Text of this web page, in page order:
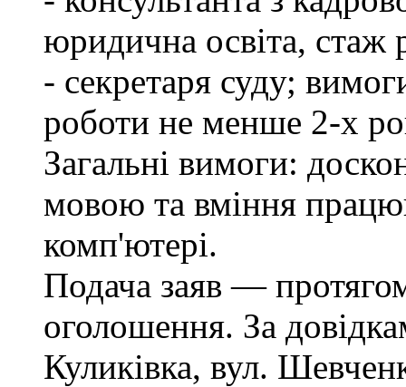
юридична освіта, стаж
- секретаря суду;
роботи не менше 2-х
Загальні вимоги:
мовою та вміння
комп'ютері.
Подача заяв —
оголошення. За
Куликівка, вул.